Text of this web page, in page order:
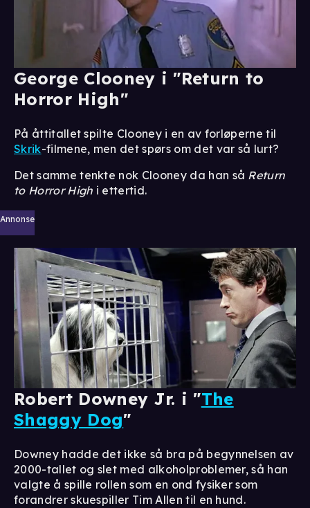
George Clooney i "Return to
Horror High"
På åttitallet spilte Clooney i en av forløperne til
Skrik-filmene, men det spørs om det var så lurt?
Det samme tenkte nok Clooney da han så Return
to Horror High i ettertid.
Annonse
Robert Downey Jr. i "The
Shaggy Dog"
Downey hadde det ikke så bra på begynnelsen av
2000-tallet og slet med alkoholproblemer, så han
valgte å spille rollen som en ond fysiker som
forandrer skuespiller Tim Allen til en hund.